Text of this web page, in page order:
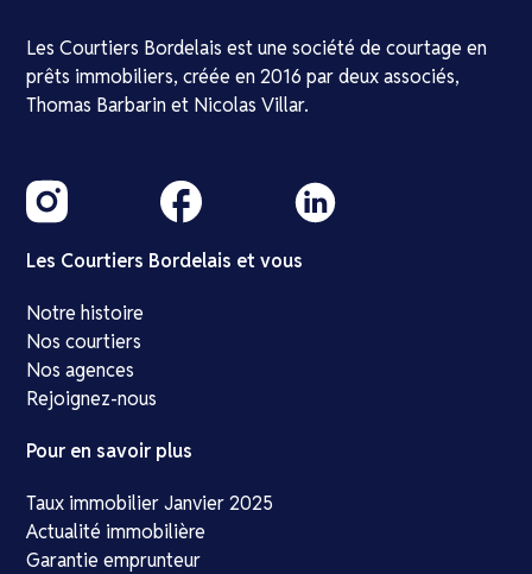
Les Courtiers Bordelais est une société de courtage en
prêts immobiliers, créée en 2016 par deux associés,
Thomas Barbarin et Nicolas Villar.
Les Courtiers Bordelais et vous
Notre histoire
Nos courtiers
Nos agences
Rejoignez-nous
Pour en savoir plus
Taux immobilier Janvier 2025
Actualité immobilière
Garantie emprunteur